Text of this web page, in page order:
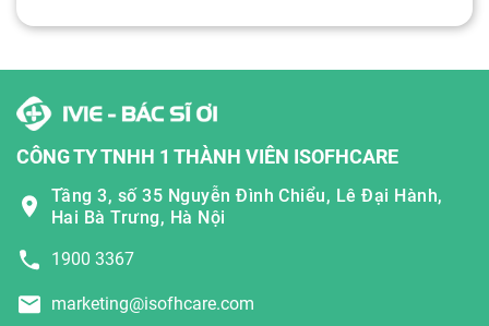
CÔNG TY TNHH 1 THÀNH VIÊN ISOFHCARE
Tầng 3, số 35 Nguyễn Đình Chiểu, Lê Đại Hành,
Hai Bà Trưng, Hà Nội
1900 3367
marketing@isofhcare.com